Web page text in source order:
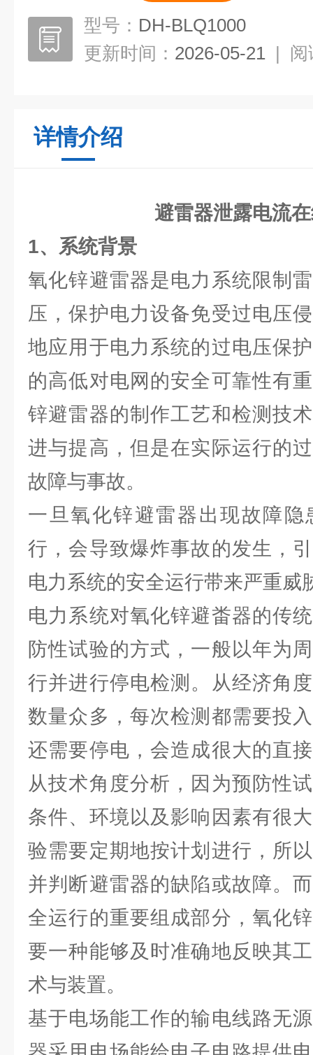
型号： DH-BLQ1000
更新时间： 2026-05-21 | 阅
详情介绍
避雷器泄露电流
1、系统背景
氧化锌避雷器是电力系统限制
压，保护电力设备免受过电压
地应用于电力系统的过电压保
的高低对电网的安全可靠性有
锌避雷器的制作工艺和检测技
进与提高，但是在实际运行的
故障与事故。
一旦氧化锌避雷器出现故障
行，会导致爆炸事故的发生，
电力系统的安全运行带来严重威
电力系统对氧化锌避畨器的传
防性试验的方式，一般以年为
行并进行停电检测。从经济角
数量众多，每次检测都需要投
还需要停电，会造成很大的直
从技术角度分析，因为预防性
条件、环境以及影响因素有很
验需要定期地按计划进行，所
并判断避雷器的缺陷或故障。
全运行的重要组成部分，氧化
要一种能够及时准确地反映其
术与装置。
基于电场能工作的输电线路无